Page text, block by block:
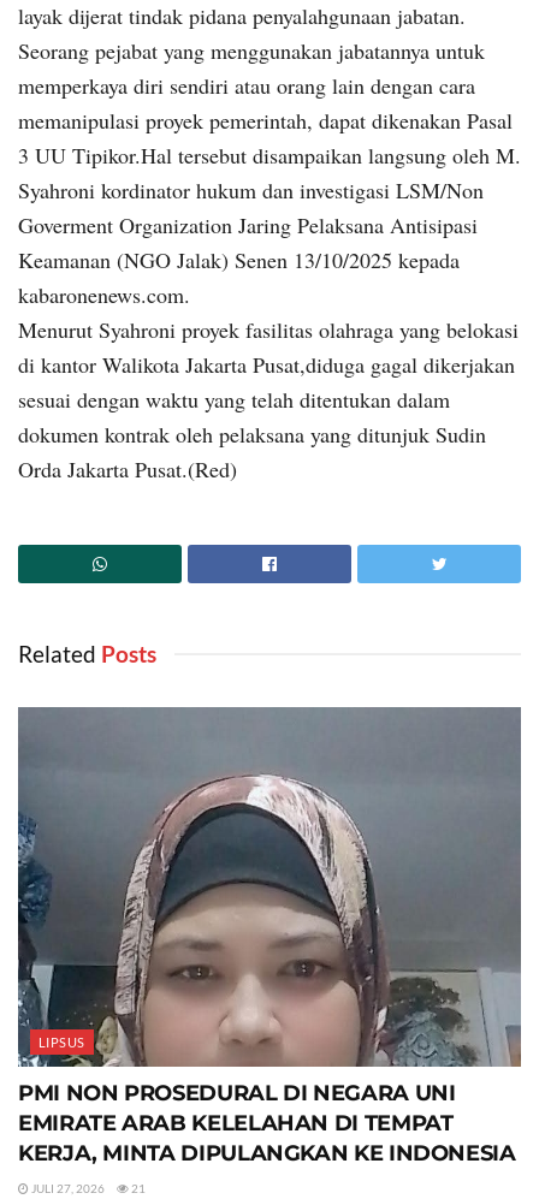
layak dijerat tindak pidana penyalahgunaan jabatan.
Seorang pejabat yang menggunakan jabatannya untuk
memperkaya diri sendiri atau orang lain dengan cara
memanipulasi proyek pemerintah, dapat dikenakan Pasal
3 UU Tipikor.Hal tersebut disampaikan langsung oleh M.
Syahroni kordinator hukum dan investigasi LSM/Non
Goverment Organization Jaring Pelaksana Antisipasi
Keamanan (NGO Jalak) Senen 13/10/2025 kepada
kabaronenews.com.
Menurut Syahroni proyek fasilitas olahraga yang belokasi
di kantor Walikota Jakarta Pusat,diduga gagal dikerjakan
sesuai dengan waktu yang telah ditentukan dalam
dokumen kontrak oleh pelaksana yang ditunjuk Sudin
Orda Jakarta Pusat.(Red)
Related ‎ Posts
LIPSUS
PMI NON PROSEDURAL DI NEGARA UNI
EMIRATE ARAB KELELAHAN DI TEMPAT
KERJA, MINTA DIPULANGKAN KE INDONESIA
JULI 27, 2026 21